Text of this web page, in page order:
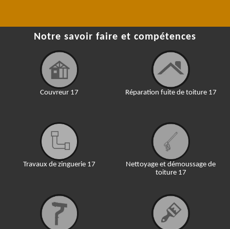
Notre savoir faire et compétences
Couvreur 17
Travaux de zinguerie 17
Réparation fuite de toiture 17
Nettoyage et démoussage de
toiture 17